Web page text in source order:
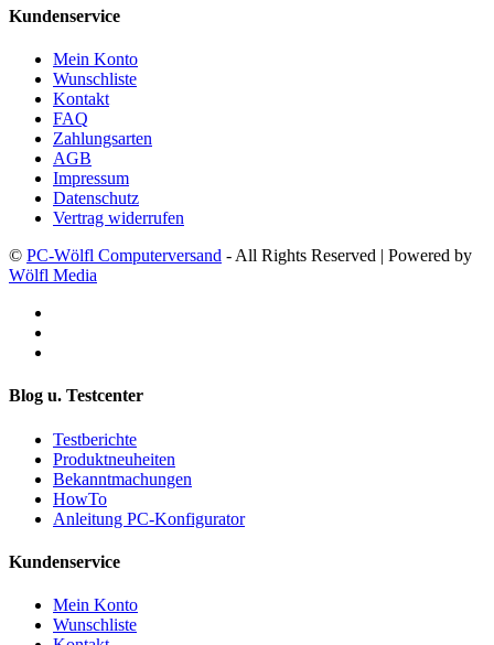
Kundenservice
Mein Konto
Wunschliste
Kontakt
FAQ
Zahlungsarten
AGB
Impressum
Datenschutz
Vertrag widerrufen
© PC-Wölfl Computerversand - All Rights Reserved | Powered by
Wölfl Media
Blog u. Testcenter
Testberichte
Produktneuheiten
Bekanntmachungen
HowTo
Anleitung PC-Konfigurator
Kundenservice
Mein Konto
Wunschliste